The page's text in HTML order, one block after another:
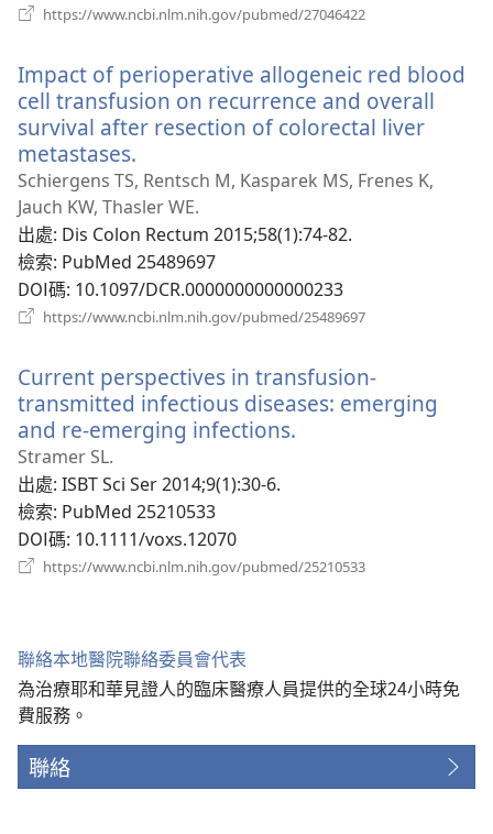
https://www.ncbi.nlm.nih.gov/pubmed/27046422
視
窗）
Impact of perioperative allogeneic red blood
cell transfusion on recurrence and overall
survival after resection of colorectal liver
metastases.
啟
新
視
窗）
Schiergens TS, Rentsch M, Kasparek MS, Frenes K,
Jauch KW, Thasler WE.
出處‎: Dis Colon Rectum 2015;58(1):74-82.
檢索‎: PubMed 25489697
DOI碼‎: 10.1097/DCR.0000000000000233
https://www.ncbi.nlm.nih.gov/pubmed/25489697
視
窗）
Current perspectives in transfusion-
transmitted infectious diseases: emerging
and re-emerging infections.
Stramer SL.
出處‎: ISBT Sci Ser 2014;9(1):30-6.
檢索‎: PubMed 25210533
DOI碼‎: 10.1111/voxs.12070
https://www.ncbi.nlm.nih.gov/pubmed/25210533
聯絡本地醫院聯絡委員會代表
為治療耶和華見證人的臨床醫療人員提供的全球24小時免
費服務。
聯絡